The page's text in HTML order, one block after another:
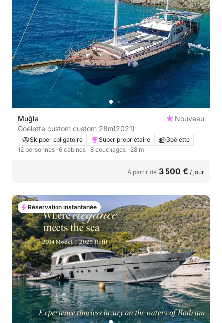
Muğla
Nouveau
Goélette custom custom 28m(2021)
Skipper obligatoire Super propriétaire
Goélette
12 personnes · 6 cabines · 8 couchages · 28 m
À partir de 3 500 € / jour
Réservation instantanée